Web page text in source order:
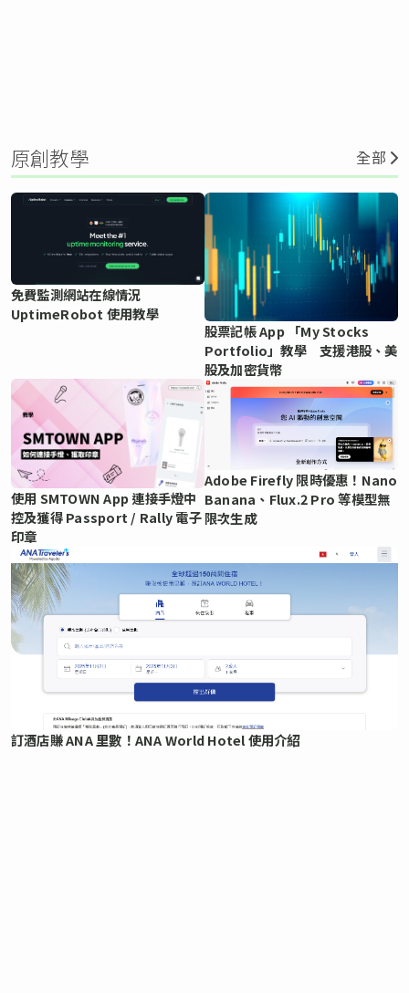
原創教學 全部
免費監測網站在線情況
UptimeRobot 使用教學
股票記帳 App 「My Stocks
Portfolio」教學 支援港股、美
股及加密貨幣
使用 SMTOWN App 連接手燈中
控及獲得 Passport / Rally 電子
印章
Adobe Firefly 限時優惠！Nano
Banana、Flux.2 Pro 等模型無
限次生成
訂酒店賺 ANA 里數！ANA World Hotel 使用介紹